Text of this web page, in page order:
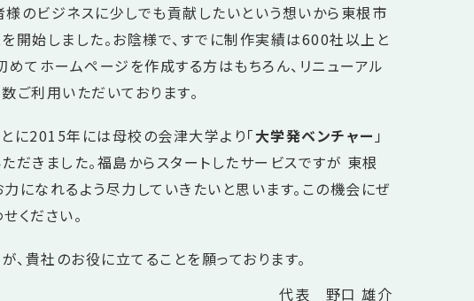
のビジネスに少しでも貢献したいという想いから東根市
開始しました。お陰様で、すでに制作実績は600社以上と
めてホームページを作成する方はもちろん、リニューアル
ご利用いただいております。
に2015年には母校の会津大学より「大学発ベンチャー 」
だきました。福島からスタートしたサービスですが 東根
になれるよう尽力していきたいと思います。この機会にぜ
ください。
が、貴社のお役に立てることを願っております。
代表 野口 雄介